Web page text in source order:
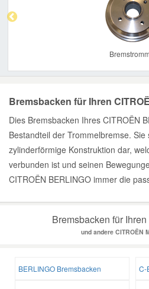
Bremsbacken für Ihren
Dies Bremsbacken Ihres CITROËN
Bestandteil der Trommelbremse.
zylinderförmige Konstruktion dar,
verbunden ist und seinen
CITROËN BERLINGO immer die
Bremsbacken für
und andere CITROËN
BERLINGO Bremsbacken C-